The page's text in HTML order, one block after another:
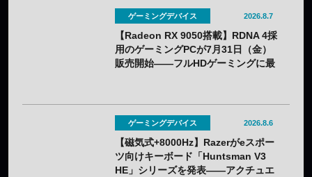
ゲーミングデバイス 2026.8.7
【Radeon RX 9050搭載】RDNA 4採
用のゲーミングPCが7月31日（金）
販売開始——フルHDゲーミングに最
ゲーミングデバイス 2026.8.6
【磁気式+8000Hz】Razerがeスポー
ツ向けキーボード「Huntsman V3
HE」シリーズを発表——アクチュエ